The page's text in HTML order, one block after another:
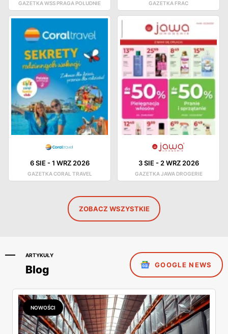
GAZETKA WSS PRAGA POŁUDNIE GAZETKA FRAC
6 SIE-1 WRZ 2026
GAZETKA CORAL TRAVEL
3 SIE-2 WRZ 2026
GAZETKA JAWA DROGERIE
ZOBACZ WSZYSTKIE
ARTYKUŁY
Blog GOOGLE NEWS
NOWOŚCI